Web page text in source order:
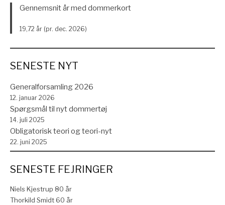
Gennemsnit år med dommerkort
19,72 år (pr. dec. 2026)
SENESTE NYT
Generalforsamling 2026
12. januar 2026
Spørgsmål til nyt dommertøj
14. juli 2025
Obligatorisk teori og teori-nyt
22. juni 2025
SENESTE FEJRINGER
Niels Kjestrup 80 år
Thorkild Smidt 60 år